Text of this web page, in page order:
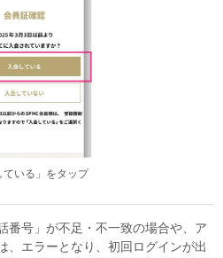
ている」をタップ
番号」が不足・不一致の場合や、ア
、エラーとなり、初回ログインが出